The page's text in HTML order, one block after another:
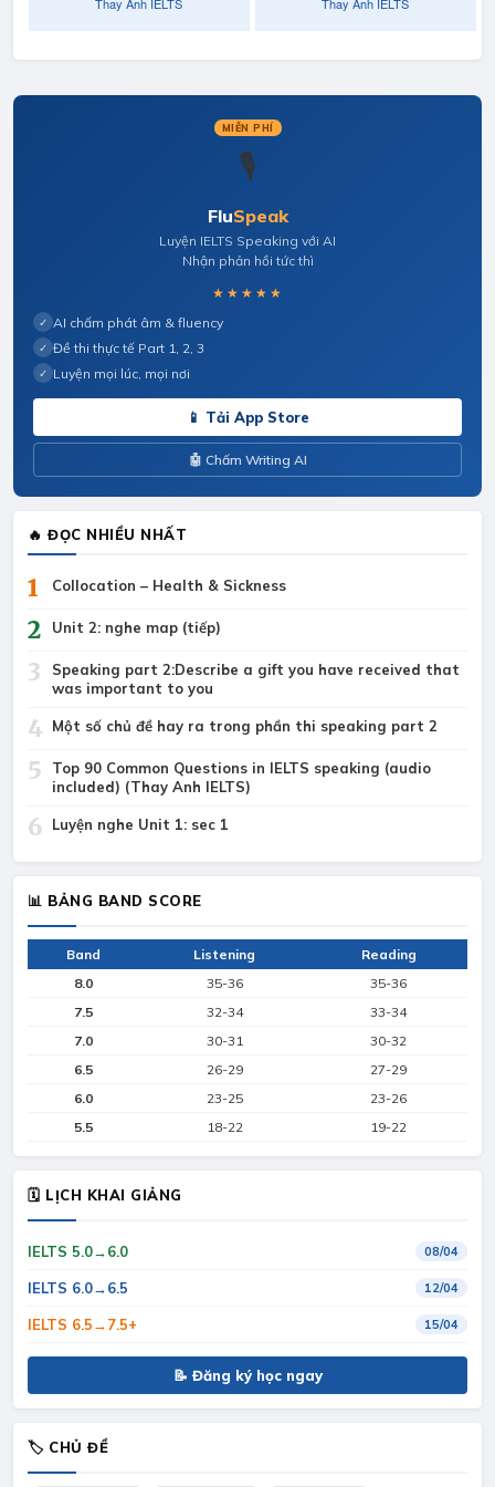
MIỄN PHÍ
🎙️
FluSpeak
Luyện IELTS Speaking với AI
Nhận phản hồi tức thì
★★★★★
✓ AI chấm phát âm & fluency
✓ Đề thi thực tế Part 1, 2, 3
✓ Luyện mọi lúc, mọi nơi
📱 Tải App Store
🤖 Chấm Writing AI
🔥 ĐỌC NHIỀU NHẤT
1 Collocation – Health & Sickness
2 Unit 2: nghe map (tiếp)
3
Speaking part 2:Describe a gift you have received that
was important to you
4 Một số chủ đề hay ra trong phần thi speaking part 2
5
Top 90 Common Questions in IELTS speaking (audio
included) (Thay Anh IELTS)
6 Luyện nghe Unit 1: sec 1
📊 BẢNG BAND SCORE
Band Listening
Reading
8.0
35-36
35-36
7.5
32-34
33-34
7.0
30-31
30-32
6.5
26-29
27-29
6.0
23-25
23-26
5.5
18-22 19-22
🗓 LỊCH KHAI GIẢNG
IELTS 5.0→6.0 08/04
IELTS 6.0→6.5 12/04
IELTS 6.5→7.5+ 15/04
📝 Đăng ký học ngay
🏷 CHỦ ĐỀ